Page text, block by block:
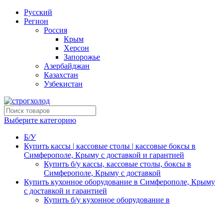
Русский
Регион
Россия
Крым
Херсон
Запорожье
Азербайджан
Казахстан
Узбекистан
Выберите категорию
Б/У
Купить кассы | кассовые столы | кассовые боксы в
Симферополе, Крыму с доставкой и гарантией
Купить б/у кассы, кассовые столы, боксы в
Симферополе, Крыму с доставкой
Купить кухонное оборудование в Симферополе, Крыму
с доставкой и гарантией
Купить б/у кухонное оборудование в